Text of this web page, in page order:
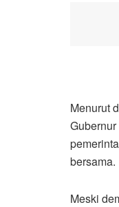
Menurut
bersama.
Meski